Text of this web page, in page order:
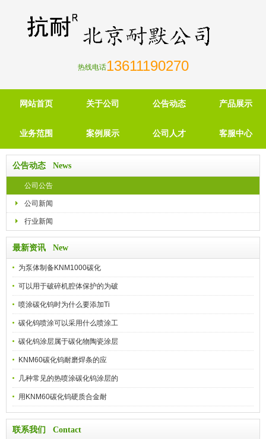
热线电话13611190270
网站首页 关于公司 公告动态 产品展示
业务范围 案例展示 公司人才 客服中心
公告动态 News
公司公告
公司新闻
行业新闻
最新资讯 New
为泵体制备KNM1000碳化
可以用于破碎机腔体保护的为破
喷涂碳化钨时为什么要添加Ti
碳化钨喷涂可以采用什么喷涂工
碳化钨涂层属于碳化物陶瓷涂层
KNM60碳化钨耐磨焊条的应
几种常见的热喷涂碳化钨涂层的
用KNM60碳化钨硬质合金耐
联系我们 Contact